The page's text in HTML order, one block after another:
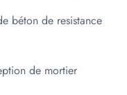
béton de resistance
de mortier